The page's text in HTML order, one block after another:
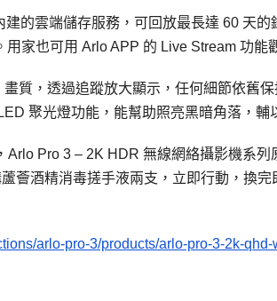
建的雲端儲存服務，可回放最長達 60 天
家也可用 Arlo APP 的 Live Stream 功能
質，透過追蹤放大顯示，任何細節依舊
聚光燈功能，能幫助照亮黑暗角落，輔
Arlo Pro 3 – 2K HDR 無線網絡攝影機系
薈酒精消毒搓手液兩支，立即行動，換完
arlo-pro-3/products/arlo-pro-3-2k-